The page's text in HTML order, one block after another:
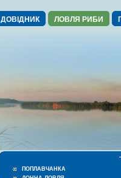
ДОВІДНИК ЛОВЛЯ РИБИ
ПОПЛАВЧАНКА